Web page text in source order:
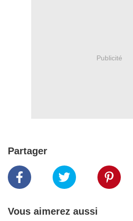
Publicité
Partager
Vous aimerez aussi